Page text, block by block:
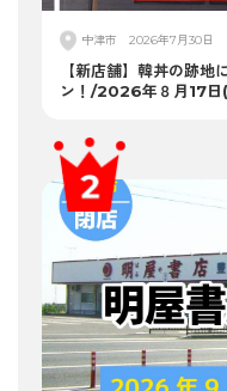
中津市 2026年7月30日
【新店舗】韓丼の跡
ン！/2026年８月17日